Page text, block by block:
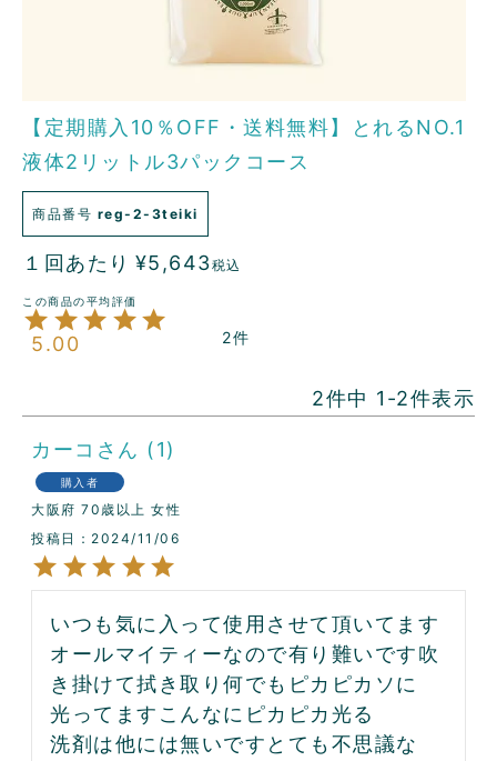
【定期購入10％OFF・送料無料】とれるNO.1
液体2リットル3パックコース
商品番号 reg-2-3teiki
１回あたり ¥5,643税込
5.00 2
2件中 1 -2件表示
カーコ 1
購入者
大阪府 70歳以上 女性
投稿日
2024/11/06
いつも気に入って使用させて頂いてます
オールマイティーなので有り難いです吹
き掛けて拭き取り何でもピカピカソに
光ってますこんなにピカピカ光る
洗剤は他には無いですとても不思議な